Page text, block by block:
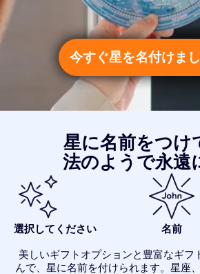
今すぐ星を名付けま
星に名前をつけ
法のようで永遠
選択してください 名前
美しいギフトオプションと豊富なギフ
んで、星に名前を付けられます。星座